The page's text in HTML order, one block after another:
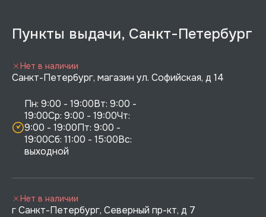
Пункты выдачи, Санкт-Петербург
Санкт-Петербург, магазин ул. Софийская, д 14
Пн: 9:00 - 19:00Вт: 9:00 -
19:00Ср: 9:00 - 19:00Чт:
9:00 - 19:00Пт: 9:00 -
19:00Сб: 11:00 - 15:00Вс:
выходной
Нет в наличии
г Санкт-Петербург, Северный пр-кт, д 7
Нет в наличии